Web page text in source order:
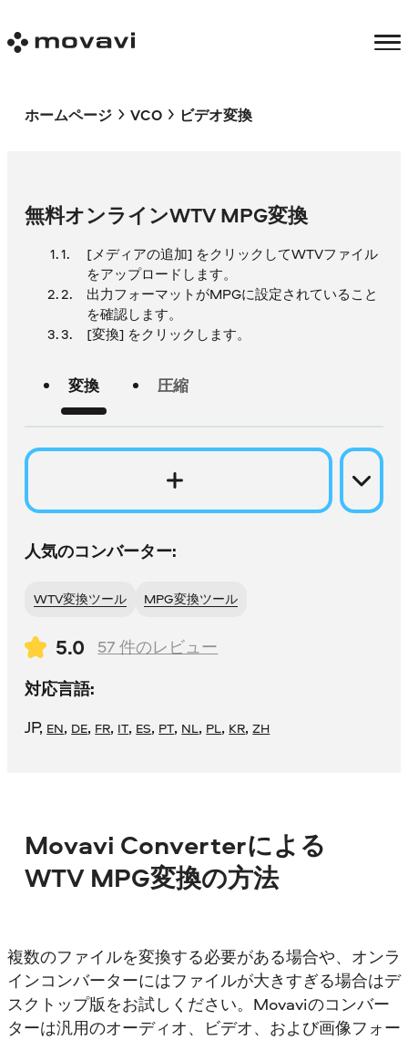
ホームページ VCO ビデオ変換
無料オンラインWTV MPG変換
[メディアの追加] をクリックしてWTVファイル
をアップロードします。
出力フォーマットがMPGに設定されていること
を確認します。
[変換] をクリックします。
変換 圧縮
人気のコンバーター:
WTV変換ツール MPG変換ツール
5.0 57 件のレビュー
対応言語:
JP, EN, DE, FR, IT, ES, PT, NL, PL, KR,ZH
Movavi Converterによる
WTV MPG変換の方法
複数のファイルを変換する必要がある場合や、オンラ
インコンバーターにはファイルが大きすぎる場合はデ
スクトップ版をお試しください。Movaviのコンバー
ターは汎用のオーディオ、ビデオ、および画像フォー